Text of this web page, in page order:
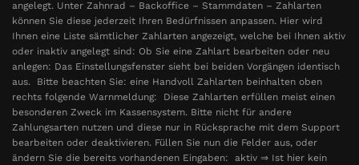
angelegt. Unter Zahnrad – Backoffice – Stammdaten – Zahlarten
können Sie diese jederzeit Ihren Bedürfnissen anpassen. Hier wird
Ihnen eine Liste sämtlicher Zahlarten angezeigt, welche bei Ihnen aktiv
oder inaktiv angelegt sind: Ob Sie eine Zahlart bearbeiten oder neu
anlegen: Das Einstellungsfenster sieht bei beiden Vorgängen identisch
aus. Bitte beachten Sie: eine Handvoll Zahlarten beinhalten oben
rechts folgende Warnmeldung: Diese Zahlarten erfüllen meist einen
besonderen Zweck im Kassensystem. Bitte nicht für andere
Zahlungsarten nutzen und diese nur in Rücksprache mit dem Support
bearbeiten oder deaktivieren. Füllen Sie nun die Felder aus, oder
ändern Sie die bereits vorhandenen Eingaben: aktiv ⇒ Ist hier kein